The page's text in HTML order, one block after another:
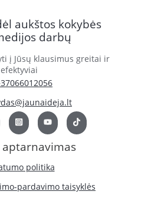
aukštos kokybės
darbų
į Jūsų klausimus greitai ir
efektyviai
politika
pardavimo taisyklės